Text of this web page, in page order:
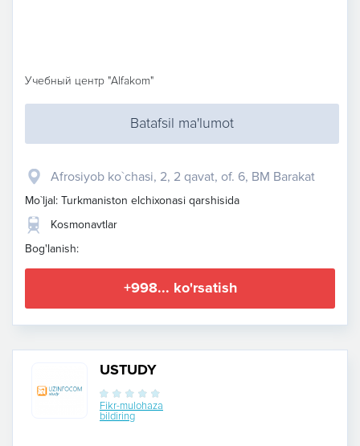
Учебный центр "Alfakom"
Batafsil ma'lumot
Afrosiyob ko`chasi, 2, 2 qavat, of. 6, BM Barakat
Mo`ljal: Turkmaniston elchixonasi qarshisida
Kosmonavtlar
Bog'lanish:
+998... ko'rsatish
USTUDY
Fikr-mulohaza
bildiring